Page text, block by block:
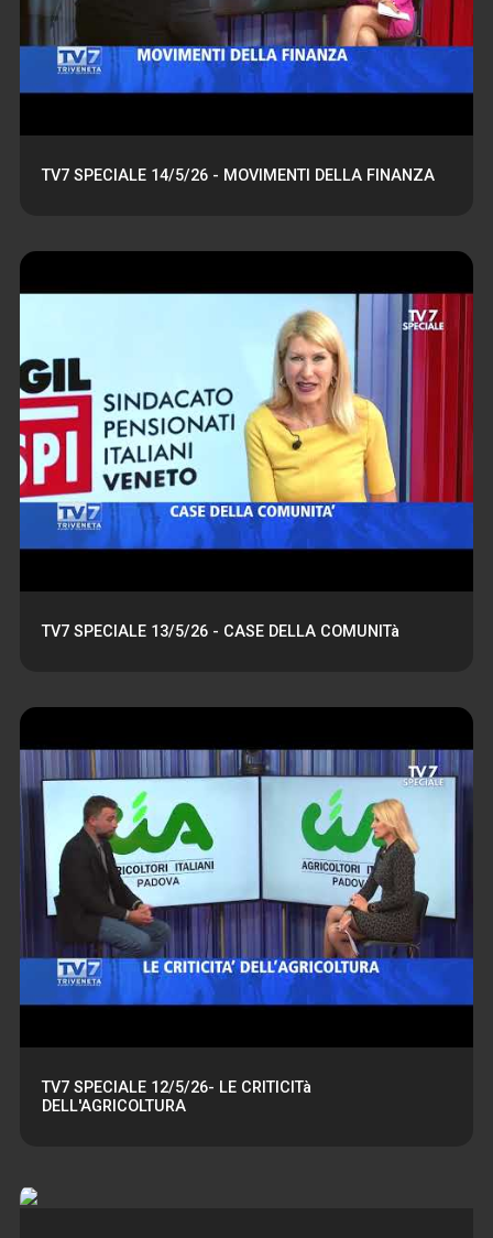
TV7 SPECIALE 14/5/26 - MOVIMENTI DELLA FINANZA
TV7 SPECIALE 13/5/26 - CASE DELLA COMUNITà
TV7 SPECIALE 12/5/26- LE CRITICITà
DELL'AGRICOLTURA